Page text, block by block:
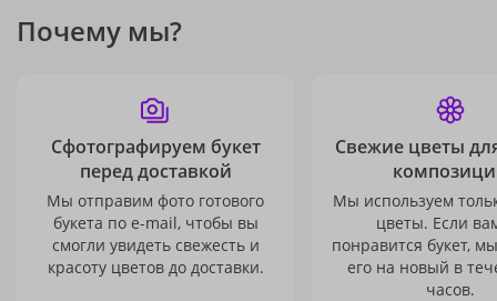
Почему мы?
Сфотографируем букет
перед доставкой
Мы отправим фото готового
букета по e-mail, чтобы вы
смогли увидеть свежесть и
красоту цветов до доставки.
Свежие цветы
Мы используем
цветы. Если
понравится букет,
его на новый в
часов.